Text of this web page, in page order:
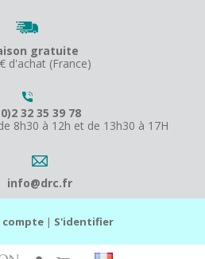
gratuite
d'achat (France)
32 35 39 78
8h30 à 12h et de 13h30 à 17H
info@drc.fr
compte | S'identifier